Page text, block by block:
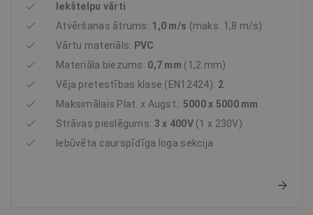
Iekštelpu vārti
Atvēršanas ātrums: 1,0 m/s (maks. 1,8 m/s)
Vārtu materiāls: PVC
Materiāla biezums: 0,7 mm (1,2 mm)
Vēja pretestības klase (EN12424): 2
Maksimālais Plat. x Augst.: 5000 x 5000 mm
Strāvas pieslēgums: 3 x 400V (1 x 230V)
Iebūvēta caurspīdīga loga sekcija